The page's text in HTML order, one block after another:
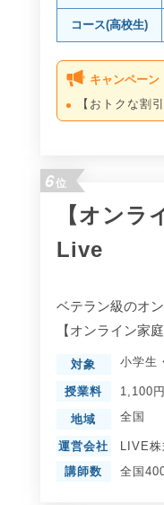
コース(高校生)
キャンペーン
【おトクな割
6位
【オンラ
Live
ベテラン級のオ
【オンライン家
対象 小学生 ・
授業料 1,100
地域 全国
運営会社
LIVE株
講師数
全国